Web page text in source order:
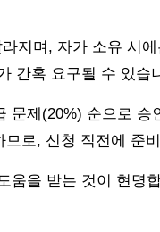
지며, 자가 소유 시
간혹 요구될 수 있습
문제(20%) 순으로 승
로, 신청 직전에 준
움을 받는 것이 현명